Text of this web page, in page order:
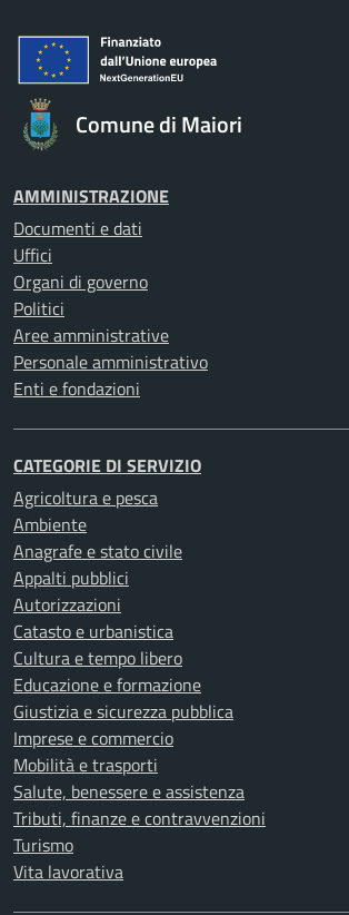
Comune di Maiori
AMMINISTRAZIONE
Documenti e dati
Uffici
Organi di governo
Politici
Aree amministrative
Personale amministrativo
Enti e fondazioni
CATEGORIE DI SERVIZIO
Agricoltura e pesca
Ambiente
Anagrafe e stato civile
Appalti pubblici
Autorizzazioni
Catasto e urbanistica
Cultura e tempo libero
Educazione e formazione
Giustizia e sicurezza pubblica
Imprese e commercio
Mobilità e trasporti
Salute, benessere e assistenza
Tributi, finanze e contravvenzioni
Turismo
Vita lavorativa